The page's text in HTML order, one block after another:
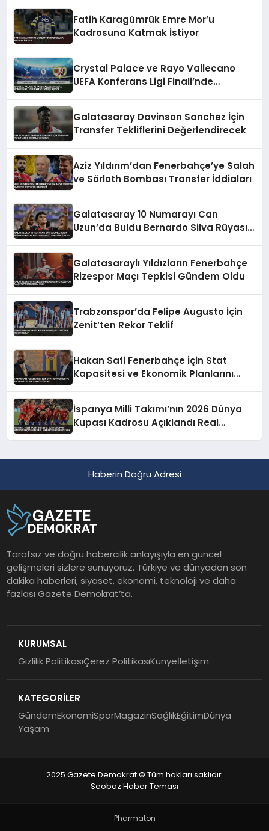
Fatih Karagümrük Emre Mor’u
Kadrosuna Katmak İstiyor
Crystal Palace ve Rayo Vallecano
UEFA Konferans Ligi Finali’nde
Galatasaray Davinson Sanchez İçin
Transfer Tekliflerini Değerlendirecek
Aziz Yıldırım’dan Fenerbahçe’ye Salah
ve Sörloth Bombası Transfer İddiaları
Galatasaray 10 Numarayı Can
Uzun’da Buldu Bernardo Silva Rüyası
Galatasaraylı Yıldızların Fenerbahçe
Rizespor Maçı Tepkisi Gündem Oldu
Trabzonspor’da Felipe Augusto İçin
Zenit’ten Rekor Teklif
Hakan Safi Fenerbahçe İçin Stat
Kapasitesi ve Ekonomik Planlarını
İspanya Milli Takımı’nın 2026 Dünya
Kupası Kadrosu Açıklandı Real
Haberin Doğru Adresi
Tarafsız ve doğru habercilik anlayışıyla en güncel
gelişmeleri sizlere sunuyoruz. Türkiye ve dünyadan son
dakika haberleri, siyaset, ekonomi, teknoloji ve daha
fazlası Gazete Demokrat’ta.
KURUMSAL
Gizlilik PolitikasıÇerez PolitikasıKünyeİletişim
KATEGORİLER
GündemEkonomiSporMagazinSağlıkEğitimDünya
Yaşam
2025 Gazete Demokrat © Tüm hakları saklıdır.
Seobaz Haber Teması
Pharmaton